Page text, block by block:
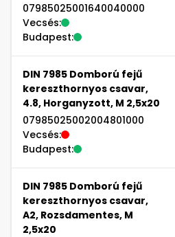
07985025001640040000
Vecsés:
Budapest:
DIN 7985 Domború fejű
kereszthornyos csavar,
4.8, Horganyzott, M 2,5x20
07985025002004801000
Vecsés:
Budapest:
DIN 7985 Domború fejű
kereszthornyos csavar,
A2, Rozsdamentes, M
2,5x20